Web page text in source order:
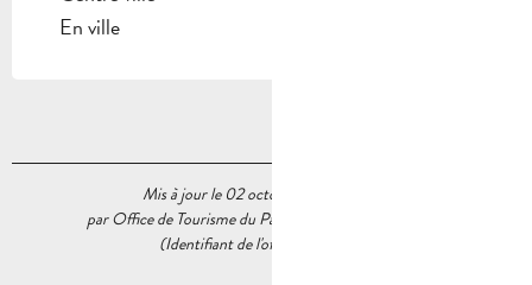
En ville
Mis à jour le 02 octobre 2025 à 15:53
par Office de Tourisme du Pays d’Aubagne et de l’Étoile
(Identifiant de l'offre :